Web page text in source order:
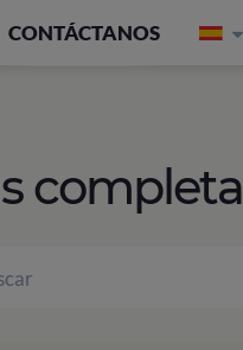
CONTÁCTANOS
completa